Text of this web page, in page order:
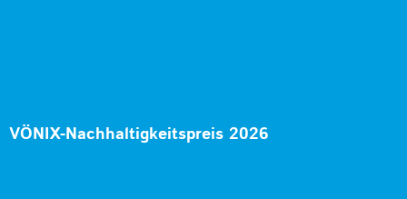
VÖNIX-Nachhaltigkeitspreis 2026